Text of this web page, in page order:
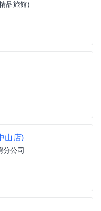
品旅館)
山店)
分公司